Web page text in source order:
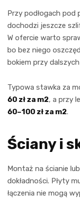
Przy podłogach pod
dochodzi jeszcze
W ofercie warto
bo bez niego
bokiem przy
Typowa stawka za
60 zł za m2, a przy
60–100 zł za m2.
Ściany i
Montaż na ścianie
dokładności. Płyty
łączenia nie mogą